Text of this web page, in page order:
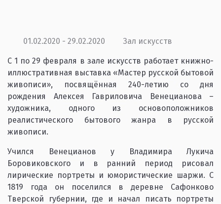
01.02.2020 - 29.02.2020 Зал искусств
С 1 по 29 февраля в зале искусств работает книжно-
иллюстративная выставка «Мастер русской бытовой
живописи», посвящённая 240-летию со дня
рождения Алексея Гавриловича Венецианова –
художника, одного из основоположников
реалистического бытового жанра в русской
живописи.
Учился Венецианов у Владимира Лукича
Боровиковского и в ранний период рисовал
лирические портреты и юмористические шаржи. С
1819 года он поселился в деревне Сафонково
Тверской губернии, где и начал писать портреты